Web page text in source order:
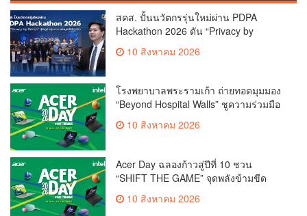
สคส. ปั้นนวัตกรรุ่นใหม่ผ่าน PDPA
Hackathon 2026 ดัน “Privacy by
Design for all” สู่โซลูชันคุ้มครองข้อมูล
ส่วนบุคคลที่ใช้ได้จริงสคส. ปั้นนวัตกรรุ่น
10 สิงหาคม 2026
โรงพยาบาลพระรามเก้า ถ่ายทอดมุมมอง
“Beyond Hospital Walls” ชูความร่วมมือ
ระหว่างโรงพยาบาลและ Startup ร่วม
สร้างอนาคต Smart Healthcare
10 สิงหาคม 2026
Acer Day ฉลองก้าวสู่ปีที่ 10 ชวน
“SHIFT THE GAME” จุดพลังข้ามขีด
10 สิงหาคม 2026